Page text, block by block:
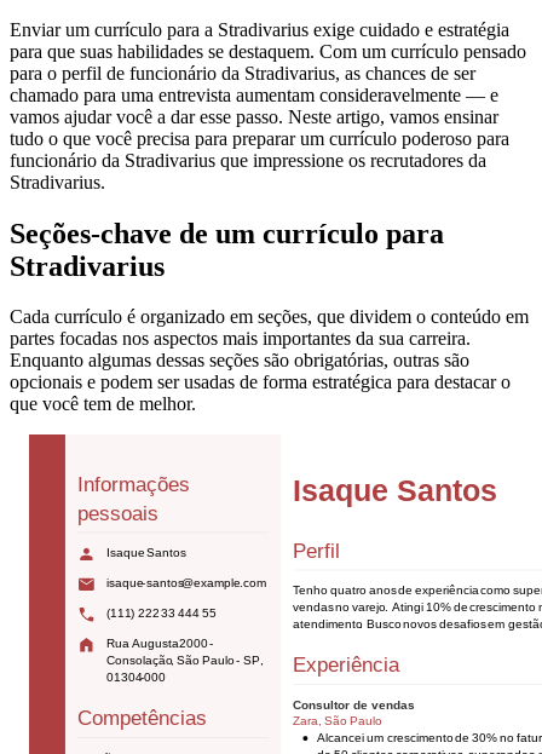
Enviar um currículo para a Stradivarius exige cuidado e estratégia
para que suas habilidades se destaquem. Com um currículo pensado
para o perfil de funcionário da Stradivarius, as chances de ser
chamado para uma entrevista aumentam consideravelmente — e
vamos ajudar você a dar esse passo. Neste artigo, vamos ensinar
tudo o que você precisa para preparar um currículo poderoso para
funcionário da Stradivarius que impressione os recrutadores da
Stradivarius.
Seções-chave de um currículo para
Stradivarius
Cada currículo é organizado em seções, que dividem o conteúdo em
partes focadas nos aspectos mais importantes da sua carreira.
Enquanto algumas dessas seções são obrigatórias, outras são
opcionais e podem ser usadas de forma estratégica para destacar o
que você tem de melhor.